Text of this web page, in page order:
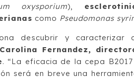
oxysporium),
como Pseudomonas
descubrir y
Carolina Fernandez,
. “La eficacia de la cepa
será en breve una